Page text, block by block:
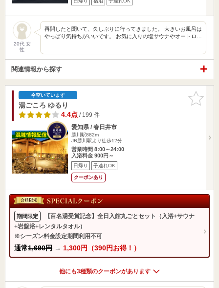
20代 女
性
再開したと聞いて、久しぶりに行ってきました。 大きいお風呂は
やっぱり気持ちがいいです。 お気に入りの塩サウナやオートロ…
関連情報から探す
お気に入
りに追加
今空いています
湯ごころ ゆるり
4.4点/ 199 件
愛知県 / 春日井市
勝川駅882m
JR勝川駅より徒歩12分
営業時間 8:00～24:00
入浴料金 900円～
日帰り 子連れOK
クーポンあり
期間限定
【百名湯受賞記念】全日入館丸ごとセット（入浴+サウナ
+岩盤浴+レンタルタオル）
※シーズン料金設定期間利用不可
通常1,690円 → 1,300円（390円お得！）
他にも3種類のクーポンがあります